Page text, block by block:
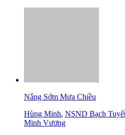
Nắng Sớm Mưa Chiều
Hùng Minh, NSND Bạch
Minh Vương